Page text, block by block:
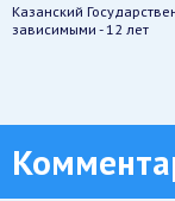
Казанский
зависимыми - 12 лет